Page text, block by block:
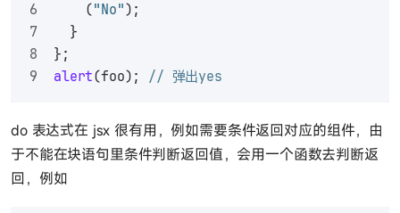
    (
"No");
  }
};
alert(foo); // 弹出yes
do 表达式在 jsx 很有用，例如需要条件返回对应的组件，由
于不能在块语句里条件判断返回值，会用一个函数去判断返
回，例如